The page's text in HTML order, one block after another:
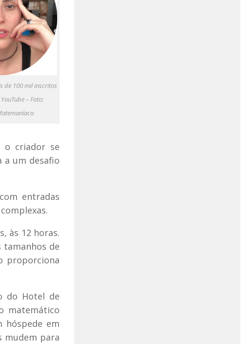
de 100 mil inscritos
– Foto:
o criador se
a um desafio
entradas
às 12 horas.
tamanhos de
proporciona
do Hotel de
matemático
hóspede em
mudem para